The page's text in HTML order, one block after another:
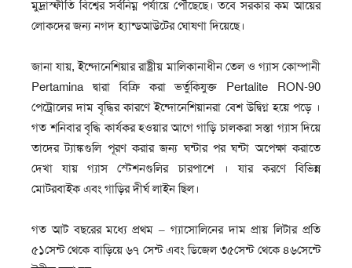
মুদ্রাস্ফীতি বিশ্বের সর্বনিম্ন পর্যায়ে পৌঁছেছে। তবে সরকার কম আয়ের
লোকদের জন্য নগদ হ্যান্ডআউটের ঘোষণা দিয়েছে।
জানা যায়, ইন্দোনেশিয়ার রাষ্ট্রীয় মালিকানাধীন তেল ও গ্যাস কোম্পানী
Pertamina দ্বারা বিক্রি করা ভর্তুকিযুক্ত Pertalite RON-90
পেট্রোলের দাম বৃদ্ধির কারণে ইন্দোনেশিয়ানরা বেশ উদ্বিগ্ন হয়ে পড়ে ।
গত শনিবার বৃদ্ধি কার্যকর হওয়ার আগে গাড়ি চালকরা সস্তা গ্যাস দিয়ে
তাদের ট্যাঙ্কগুলি পূরণ করার জন্য ঘন্টার পর ঘন্টা অপেক্ষা করাতে
দেখা যায় গ্যাস স্টেশনগুলির চারপাশে । যার করণে বিভিন্ন
মোটরবাইক এবং গাড়ির দীর্ঘ লাইন ছিল।
গত আট বছরের মধ্যে প্রথম – গ্যাসোলিনের দাম প্রায় লিটার প্রতি
৫১সেন্ট থেকে বাড়িয়ে ৬৭ সেন্ট এবং ডিজেল ৩৫সেন্ট থেকে ৪৬সেন্টে